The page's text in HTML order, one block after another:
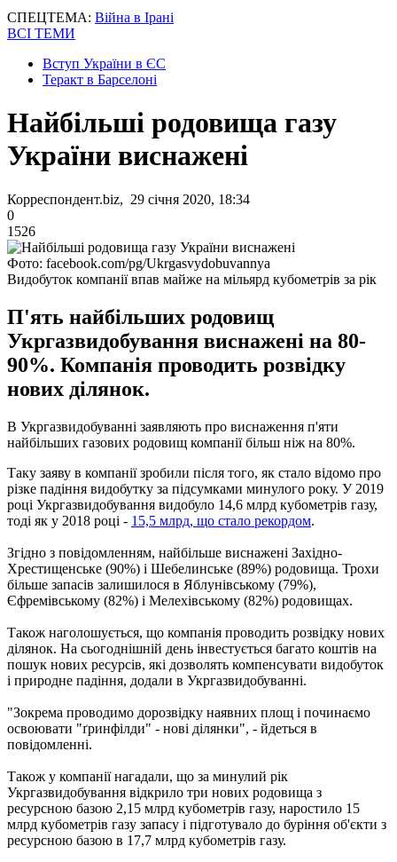
СПЕЦТЕМА: Війна в Ірані
ВСІ ТЕМИ
Вступ України в ЄС
Теракт в Барселоні
Найбільші родовища газу
України виснажені
Корреспондент.biz, 29 січня 2020, 18:34
0
1526
Фото: facebook.com/pg/Ukrgasvydobuvannya
Видобуток компанії впав майже на мільярд кубометрів за рік
П'ять найбільших родовищ
Укргазвидобування виснажені на 80-
90%. Компанія проводить розвідку
нових ділянок.
В Укргазвидобуванні заявляють про виснаження п'яти
найбільших газових родовищ компанії більш ніж на 80%.
Таку заяву в компанії зробили після того, як стало відомо про
різке падіння видобутку за підсумками минулого року. У 2019
році Укргазвидобування видобуло 14,6 млрд кубометрів газу,
тоді як у 2018 році - 15,5 млрд, що стало рекордом.
Згідно з повідомленням, найбільше виснажені Західно-
Хрестищенське (90%) і Шебелинське (89%) родовища. Трохи
більше запасів залишилося в Яблунівському (79%),
Єфремівському (82%) і Мелехівському (82%) родовищах.
Також наголошується, що компанія проводить розвідку нових
ділянок. На сьогоднішній день інвестується багато коштів на
пошук нових ресурсів, які дозволять компенсувати видобуток
і природне падіння, додали в Укргазвидобуванні.
"Зокрема проводимо дорозвідку наявних площ і починаємо
освоювати "ґринфілди" - нові ділянки", - йдеться в
повідомленні.
Також у компанії нагадали, що за минулий рік
Укргазвидобування відкрило три нових родовища з
ресурсною базою 2,15 млрд кубометрів газу, наростило 15
млрд кубометрів газу запасу і підготувало до буріння об'єкти з
ресурсною базою в 17,7 млрд кубометрів газу.